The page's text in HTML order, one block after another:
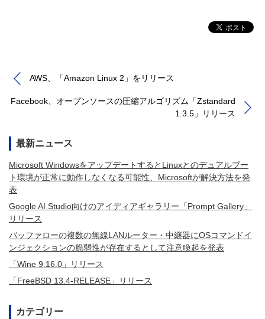
AWS、「Amazon Linux 2」をリリース
Facebook、オープンソースの圧縮アルゴリズム「Zstandard
1.3.5」リリース
最新ニュース
Microsoft WindowsをアップデートするとLinuxとのデュアルブー
ト環境が正常に動作しなくなる可能性、Microsoftが解決方法を発
表
Google AI Studio向けのアイディアギャラリー「Prompt Gallery」
リリース
バッファローの複数の無線LANルーター・中継器にOSコマンドイ
ンジェクションの脆弱性が存在するとして注意喚起を発表
「Wine 9.16.0」リリース
「FreeBSD 13.4-RELEASE」リリース
カテゴリー